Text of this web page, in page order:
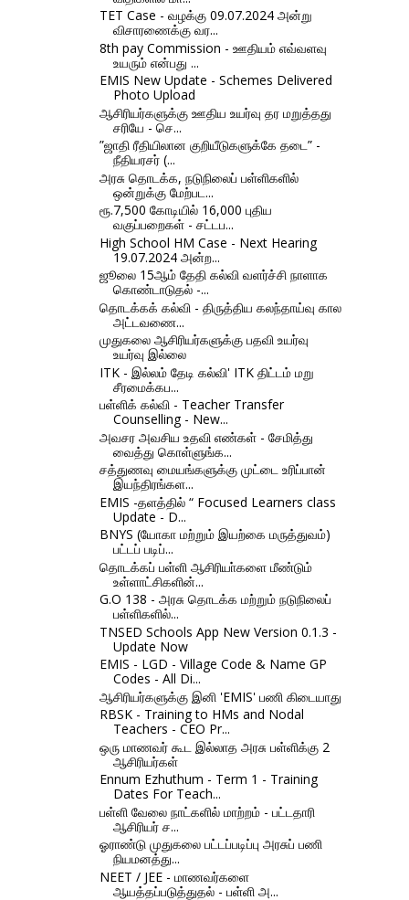
TET Case - வழக்கு 09.07.2024 அன்று
விசாரணைக்கு வர...
8th pay Commission - ஊதியம் எவ்வளவு
உயரும் என்பது ...
EMIS New Update - Schemes Delivered
Photo Upload
ஆசிரியர்களுக்கு ஊதிய உயர்வு தர மறுத்தது
சரியே - செ...
”ஜாதி ரீதியிலான குறியீடுகளுக்கே தடை” -
நீதியரசர் (...
அரசு தொடக்க, நடுநிலைப் பள்ளிகளில்
ஒன்றுக்கு மேற்பட...
ரூ.7,500 கோடியில் 16,000 புதிய
வகுப்பறைகள் - சட்டப...
High School HM Case - Next Hearing
19.07.2024 அன்ற...
ஜூலை 15ஆம் தேதி கல்வி வளர்ச்சி நாளாக
கொண்டாடுதல் -...
தொடக்கக் கல்வி - திருத்திய கலந்தாய்வு கால
அட்டவணை...
முதுகலை ஆசிரியர்களுக்கு பதவி உயர்வு
உயர்வு இல்லை
ITK - இல்லம் தேடி கல்வி' ITK திட்டம் மறு
சீரமைக்கப...
பள்ளிக் கல்வி - Teacher Transfer
Counselling - New...
அவசர அவசிய உதவி எண்கள் - சேமித்து
வைத்து கொள்ளுங்க...
சத்துணவு மையங்களுக்கு முட்டை உரிப்பான்
இயந்திரங்கள...
EMIS -தளத்தில் “ Focused Learners class
Update - D...
BNYS (யோகா மற்றும் இயற்கை மருத்துவம்)
பட்டப் படிப்...
தொடக்கப் பள்ளி ஆசிரியா்களை மீண்டும்
உள்ளாட்சிகளின்...
G.O 138 - அரசு தொடக்க மற்றும் நடுநிலைப்
பள்ளிகளில்...
TNSED Schools App New Version 0.1.3 -
Update Now
EMIS - LGD - Village Code & Name GP
Codes - All Di...
ஆசிரியர்களுக்கு இனி 'EMIS' பணி கிடையாது
RBSK - Training to HMs and Nodal
Teachers - CEO Pr...
ஒரு மாணவர் கூட இல்லாத அரசு பள்ளிக்கு 2
ஆசிரியர்கள்
Ennum Ezhuthum - Term 1 - Training
Dates For Teach...
பள்ளி வேலை நாட்களில் மாற்றம் - பட்டதாரி
ஆசிரியர் ச...
ஓராண்டு முதுகலை பட்டப்படிப்பு அரசுப் பணி
நியமனத்து...
NEET / JEE - மாணவர்களை
ஆயத்தப்படுத்துதல் - பள்ளி அ...